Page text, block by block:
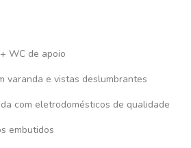
WC de apoio
varanda e vistas deslumbrantes
com eletrodomésticos de qualidade
embutidos